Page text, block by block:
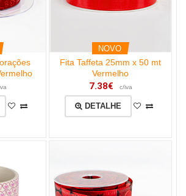
NOVO
Fita Taffeta 25mm x 50 mt
Vermelho
7.38€ c/iva
DETALHE